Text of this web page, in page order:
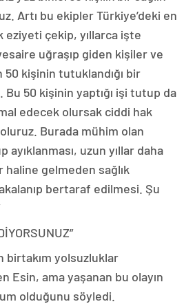
Artı bu ekipler Türkiye’deki en
eziyeti çekip, yıllarca işte
uğraşıp giden kişiler ve
kişinin tutuklandığı bir
50 kişinin yaptığı işi tutup da
edecek olursak ciddi hak
Burada mühim olan
ayıklanması, uzun yıllar daha
gelmeden sağlık
bertaraf edilmesi. Şu
birtakım yolsuzluklar
Esin, ama yaşanan bu olayın
olduğunu söyledi.